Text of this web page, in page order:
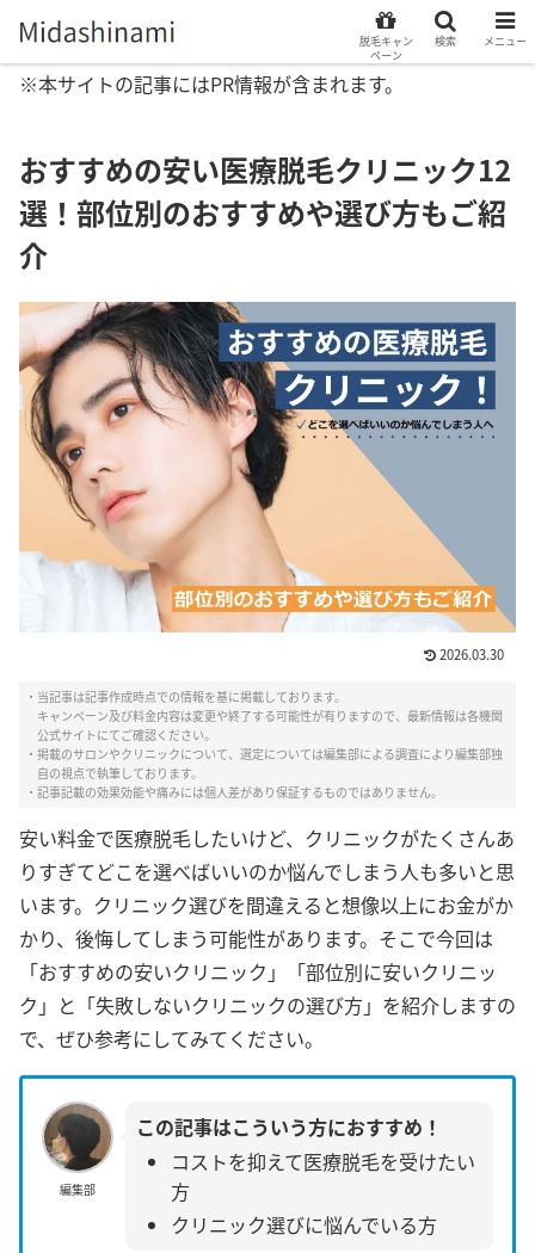
※本サイトの記事にはPR情報が含まれます。
おすすめの安い医療脱毛クリニック12
選！部位別のおすすめや選び方もご紹
介
2026.03.30
・当記事は記事作成時点での情報を基に掲載しております。
キャンペーン及び料金内容は変更や終了する可能性が有りますので、最新情報は各機関
公式サイトにてご確認ください。
・掲載のサロンやクリニックについて、選定については編集部による調査により編集部独
自の視点で執筆しております。
・記事記載の効果効能や痛みには個人差があり保証するものではありません。
安い料金で医療脱毛したいけど、クリニックがたくさんあ
りすぎてどこを選べばいいのか悩んでしまう人も多いと思
います。クリニック選びを間違えると想像以上にお金がか
かり、後悔してしまう可能性があります。そこで今回は
「おすすめの安いクリニック」「部位別に安いクリニッ
ク」と「失敗しないクリニックの選び方」を紹介しますの
で、ぜひ参考にしてみてください。
編集部
この記事はこういう方におすすめ！
コストを抑えて医療脱毛を受けたい
方
クリニック選びに悩んでいる方
脱毛キャン
ペーン
検索 メニュー